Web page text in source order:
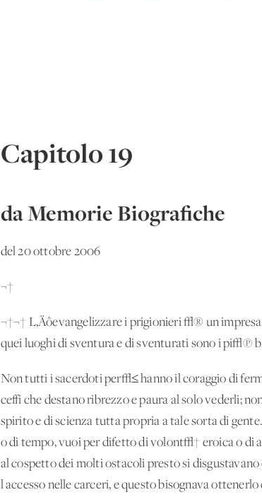
Capitolo 19
da Memorie Biografiche
del 20 ottobre 2006
¬†
¬†¬† L‚Äôevangelizzare i prigionieri √®
quei luoghi di sventura e di sventurati sono i pi√π
Non tutti i sacerdoti per√≤ hanno il coraggio di
ceffi che destano ribrezzo e paura al solo vederli;
spirito e di scienza tutta propria a tale sorta di
o di tempo, vuoi per difetto di volont√† eroica o di
al cospetto dei molti ostacoli presto si
l'accesso nelle carceri, e questo bisognava